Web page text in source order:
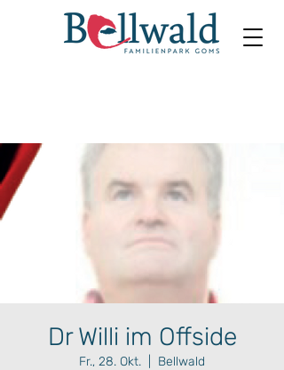
Dr Willi im Offside
Fr., 28. Okt. Bellwald